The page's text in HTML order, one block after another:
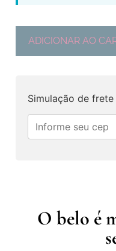
ADICIONAR AO
Simulação de frete
O belo é